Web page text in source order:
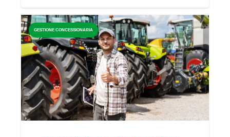
GESTIONE CONCESSIONARIA